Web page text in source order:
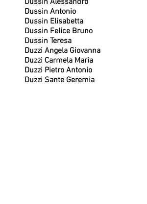
Dussin Alessandro
Dussin Antonio
Dussin Elisabetta
Dussin Felice Bruno
Dussin Teresa
Duzzi Angela Giovanna
Duzzi Carmela Maria
Duzzi Pietro Antonio
Duzzi Sante Geremia